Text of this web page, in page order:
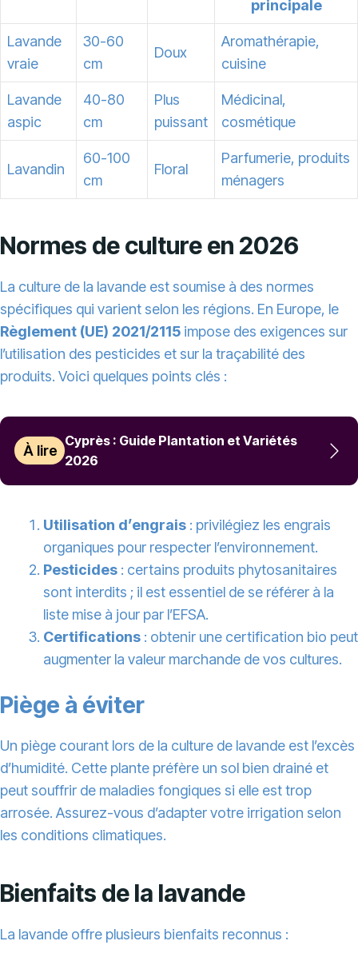
principale
Lavande
vraie
30-60
cm
Doux
Aromathérapie,
cuisine
Lavande
aspic
40-80
cm
Plus
puissant
Médicinal,
cosmétique
Lavandin
60-100
cm
Floral
Parfumerie, produits
ménagers
Normes de culture en 2026
La culture de la lavande est soumise à des normes
spécifiques qui varient selon les régions. En Europe, le
Règlement (UE) 2021/2115 impose des exigences sur
l’utilisation des pesticides et sur la traçabilité des
produits. Voici quelques points clés :
À lire
Cyprès : Guide Plantation et Variétés
2026
Utilisation d’engrais : privilégiez les engrais
organiques pour respecter l’environnement.
Pesticides : certains produits phytosanitaires
sont interdits ; il est essentiel de se référer à la
liste mise à jour par l’EFSA.
Certifications : obtenir une certification bio peut
augmenter la valeur marchande de vos cultures.
Piège à éviter
Un piège courant lors de la culture de lavande est l’excès
d’humidité. Cette plante préfère un sol bien drainé et
peut souffrir de maladies fongiques si elle est trop
arrosée. Assurez-vous d’adapter votre irrigation selon
les conditions climatiques.
Bienfaits de la lavande
La lavande offre plusieurs bienfaits reconnus :